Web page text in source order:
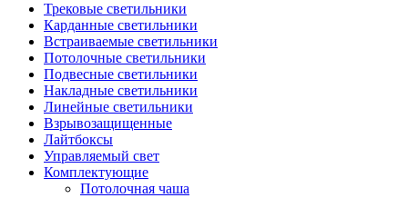
Трековые светильники
Карданные светильники
Встраиваемые светильники
Потолочные светильники
Подвесные светильники
Накладные светильники
Линейные светильники
Взрывозащищенные
Лайтбоксы
Управляемый свет
Комплектующие
Потолочная чаша